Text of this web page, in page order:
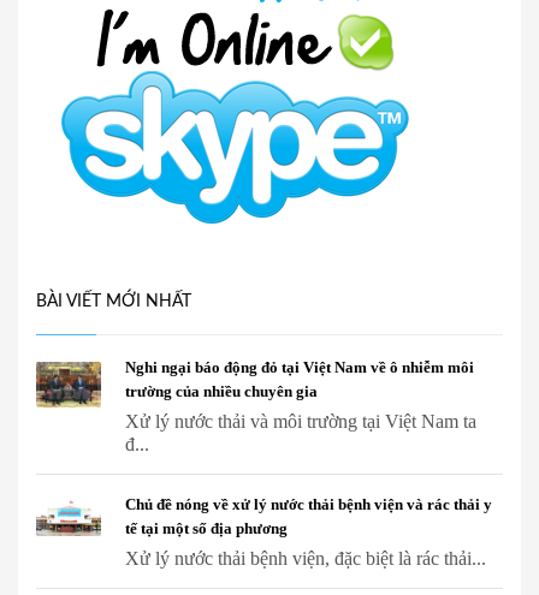
BÀI VIẾT MỚI NHẤT
Nghi ngại báo động đỏ tại Việt Nam về ô nhiễm môi
trường của nhiều chuyên gia
Xử lý nước thải và môi trường tại Việt Nam ta
đ...
Chủ đề nóng về xử lý nước thải bệnh viện và rác thải y
tế tại một số địa phương
Xử lý nước thải bệnh viện, đặc biệt là rác thải...